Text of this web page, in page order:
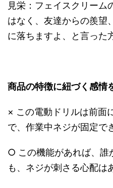
見栄：フェイスクリーム
はなく、友達からの羨望
に落ちますよ、と言った
商品の特徴に紐づく感情
× この電動ドリルは前面
で、作業中ネジが固定で
○ この機能があれば、誰
も、ネジが刺さる心配は